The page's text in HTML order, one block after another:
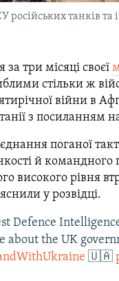
танків та
за три місяці своєї
стільки ж
війни в
з посиланням
поганої
й
високого рівня
у розвідці.
Defence
about the UK
🇺🇦